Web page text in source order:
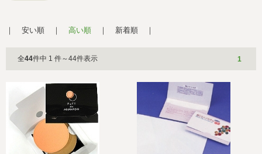
安い順 高い順 新着順
全44件中 1 件～44件表示 1